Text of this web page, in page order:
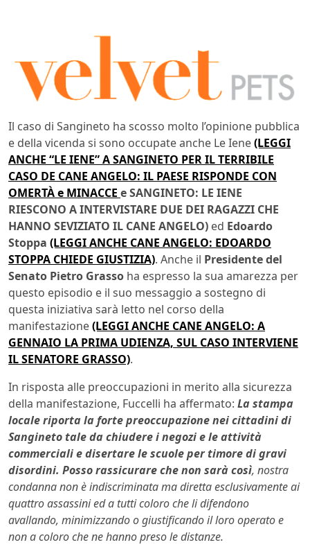
Il caso di Sangineto ha scosso molto l’opinione pubblica
e della vicenda si sono occupate anche Le Iene(LEGGI
ANCHE “LE IENE” A SANGINETO PER IL TERRIBILE
CASO DE CANE ANGELO: IL PAESE RISPONDE CON
OMERTÀ e MINACCE e SANGINETO: LE IENE
RIESCONO A INTERVISTARE DUE DEI RAGAZZI CHE
HANNO SEVIZIATO IL CANE ANGELO) ed Edoardo
Stoppa (LEGGI ANCHE CANE ANGELO: EDOARDO
STOPPA CHIEDE GIUSTIZIA). Anche il Presidente del
Senato Pietro Grasso ha espresso la sua amarezza per
questo episodio e il suo messaggio a sostegno di
questa iniziativa sarà letto nel corso della
manifestazione(LEGGI ANCHE CANE ANGELO: A
GENNAIO LA PRIMA UDIENZA, SUL CASO INTERVIENE
IL SENATORE GRASSO).
In risposta alle preoccupazioni in merito alla sicurezza
della manifestazione, Fuccelli ha affermato: La stampa
locale riporta la forte preoccupazione nei cittadini di
Sangineto tale da chiudere i negozi e le attività
commerciali e disertare le scuole per timore di gravi
disordini. Posso rassicurare che non sarà così, nostra
condanna non è indiscriminata ma diretta esclusivamente ai
quattro assassini ed a tutti coloro che li difendono
avallando, minimizzando o giustificando il loro operato e
non a coloro che ne hanno preso le distanze.